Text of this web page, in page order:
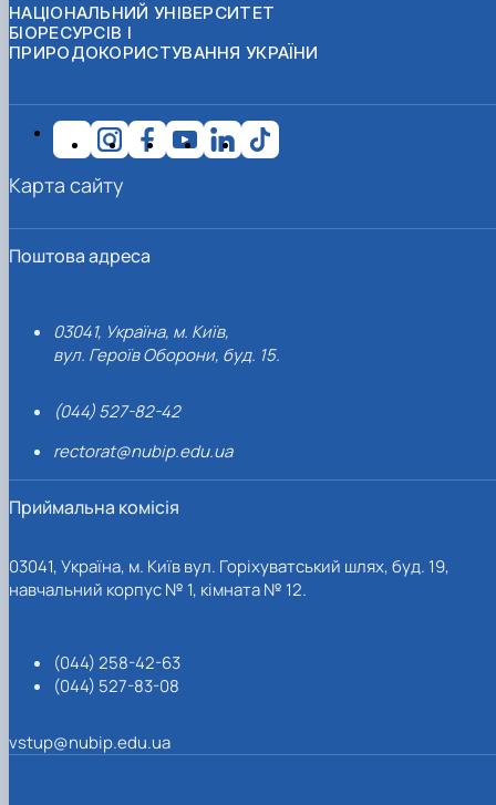
НАЦІОНАЛЬНИЙ УНІВЕРСИТЕТ
БІОРЕСУРСІВ І
ПРИРОДОКОРИСТУВАННЯ УКРАЇНИ
Поштова адреса
03041, Україна, м. Київ,
вул. Героїв Оборони, буд. 15.
(044) 527-82-42
rectorat@nubip.edu.ua
Приймальна комісія
03041, Україна, м. Київ вул. Горіхуватський шлях, буд. 19,
навчальний корпус № 1, кімната № 12.
(044) 258-42-63
(044) 527-83-08
vstup@nubip.edu.ua
Карта сайту